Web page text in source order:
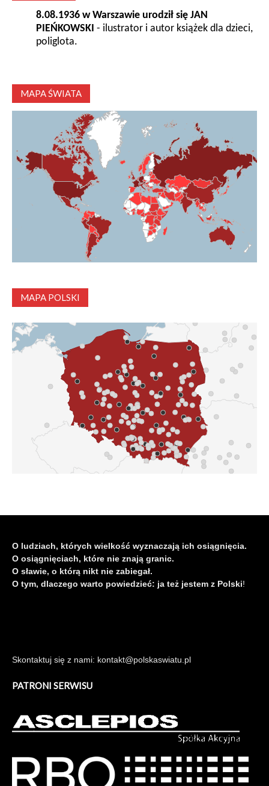
8.08.1936 w Warszawie urodził się JAN
PIEŃKOWSKI - ilustrator i autor książek dla dzieci,
poliglota.
MAPA ŚWIATA
MAPA POLSKI
O ludziach, których wielkość wyznaczają ich osiągnięcia.
O osiągnięciach, które nie znają granic.
O sławie, o którą nikt nie zabiegał.
O tym, dlaczego warto powiedzieć: ja też jestem z Polski!
Skontaktuj się z nami: kontakt@polskaswiatu.pl
PATRONI SERWISU